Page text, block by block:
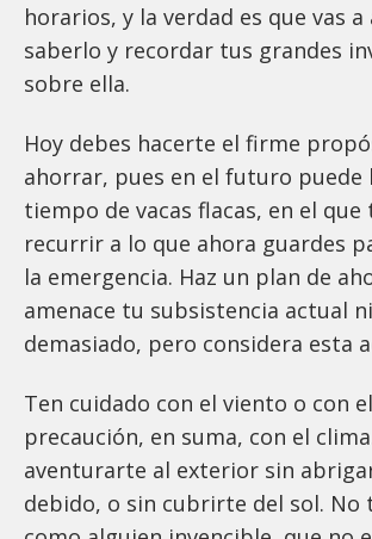
horarios, y la verdad es que vas
saberlo y recordar tus grandes
sobre ella.
Hoy debes hacerte el firme
ahorrar, pues en el futuro puede
tiempo de vacas flacas, en el que
recurrir a lo que ahora guardes
la emergencia. Haz un plan de
amenace tu subsistencia actual
demasiado, pero considera esta
Ten cuidado con el viento o con
precaución, en suma, con el
aventurarte al exterior sin
debido, o sin cubrirte del sol. No